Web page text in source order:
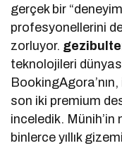
gerçek bir
profesyonellerini
zorluyor.
teknolojileri
son iki premium
inceledik. Münih’in
binlerce yıllık